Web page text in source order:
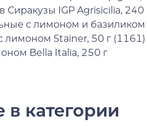
IGP Agrisicilia, 240
с лимоном и базиликом
лимоном Stainer, 50 г (1161)
Bella Italia, 250 г
категории